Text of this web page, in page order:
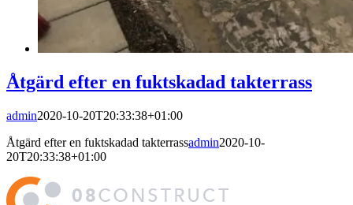
Åtgärd efter en fuktskadad takterrass
admin2020-10-20T20:33:38+01:00
Åtgärd efter en fuktskadad takterrassadmin2020-10-
20T20:33:38+01:00